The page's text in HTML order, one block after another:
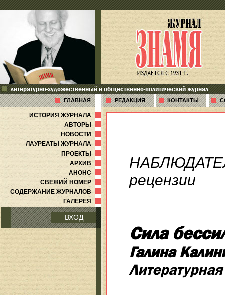
литературно-художественный и общественно-политический журнал
ГЛАВНАЯ РЕДАКЦИЯ КОНТАКТЫ
ИСТОРИЯ ЖУРНАЛА
АВТОРЫ
НОВОСТИ
ЛАУРЕАТЫ ЖУРНАЛА
ПРОЕКТЫ
АРХИВ
АНОНС
СВЕЖИЙ НОМЕР
СОДЕРЖАНИЕ ЖУРНАЛОВ
ГАЛЕРЕЯ
ВХОД
рецензии
Сила
Галина